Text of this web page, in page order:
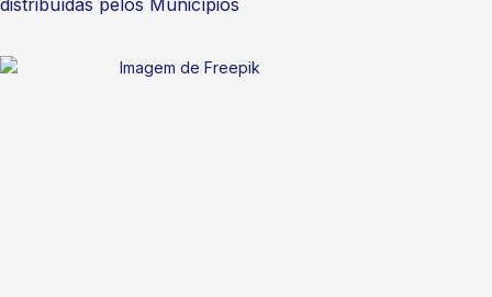
distribuídas pelos Municípios